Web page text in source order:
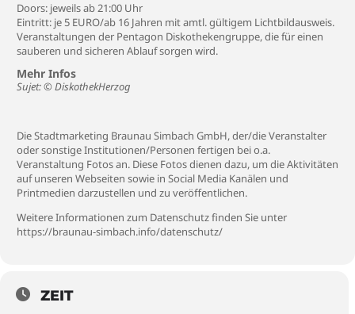
Doors: jeweils ab 21:00 Uhr
Eintritt: je 5 EURO/ab 16 Jahren mit amtl. gültigem Lichtbildausweis.
Veranstaltungen der Pentagon Diskothekengruppe, die für einen
sauberen und sicheren Ablauf sorgen wird.
Mehr Infos
Sujet: © DiskothekHerzog
Die Stadtmarketing Braunau Simbach GmbH, der/die Veranstalter
oder sonstige Institutionen/Personen fertigen bei o.a.
Veranstaltung Fotos an. Diese Fotos dienen dazu, um die Aktivitäten
auf unseren Webseiten sowie in Social Media Kanälen und
Printmedien darzustellen und zu veröffentlichen.
Weitere Informationen zum Datenschutz finden Sie unter
https://braunau-simbach.info/datenschutz/
ZEIT